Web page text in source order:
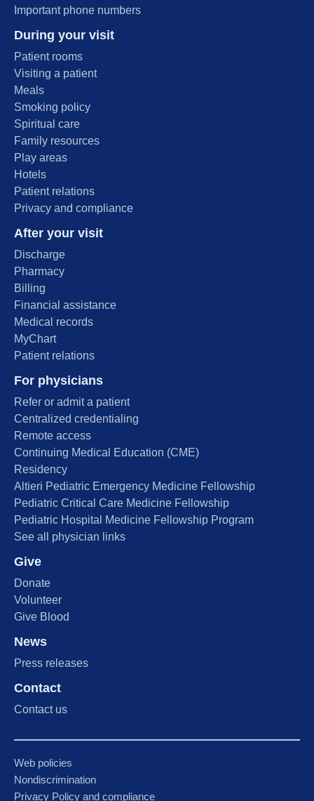
Important phone numbers
During your visit
Patient rooms
Visiting a patient
Meals
Smoking policy
Spiritual care
Family resources
Play areas
Hotels
Patient relations
Privacy and compliance
After your visit
Discharge
Pharmacy
Billing
Financial assistance
Medical records
MyChart
Patient relations
For physicians
Refer or admit a patient
Centralized credentialing
Remote access
Continuing Medical Education (CME)
Residency
Altieri Pediatric Emergency Medicine Fellowship
Pediatric Critical Care Medicine Fellowship
Pediatric Hospital Medicine Fellowship Program
See all physician links
Give
Donate
Volunteer
Give Blood
News
Press releases
Contact
Contact us
Web policies
Nondiscrimination
Privacy Policy and compliance